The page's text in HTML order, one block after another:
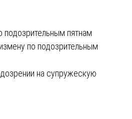
подозрительным пятнам
по подозрительным
на супружескую